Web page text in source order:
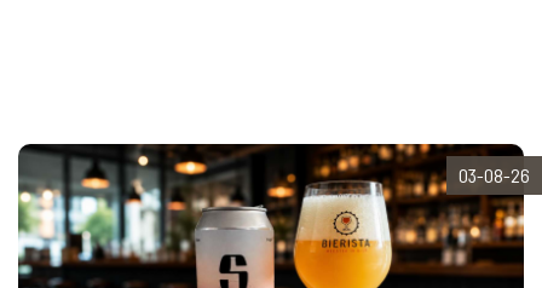
03-08-26